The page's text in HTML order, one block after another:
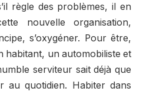
règle des problèmes, il en
nouvelle organisation,
s’oxygéner. Pour être,
habitant, un automobiliste et
serviteur sait déjà que
au quotidien. Habiter dans